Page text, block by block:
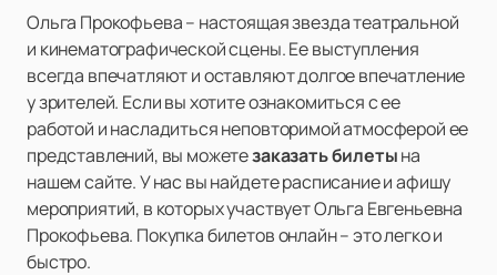
Ольга Прокофьева – настоящая звезда театральной
и кинематографической сцены. Ее выступления
всегда впечатляют и оставляют долгое впечатление
у зрителей. Если вы хотите ознакомиться с ее
работой и насладиться неповторимой атмосферой ее
представлений, вы можетезаказать билетына
нашем сайте. У нас вы найдете расписание и афишу
мероприятий, в которых участвует Ольга Евгеньевна
Прокофьева. Покупка билетов онлайн – это легко и
быстро.